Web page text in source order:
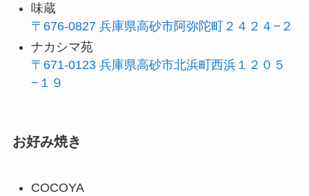
味蔵
〒676-0827 兵庫県高砂市阿弥陀町２４２４−２
ナカシマ苑
〒671-0123 兵庫県高砂市北浜町西浜１２０５
−１９
お好み焼き
COCOYA